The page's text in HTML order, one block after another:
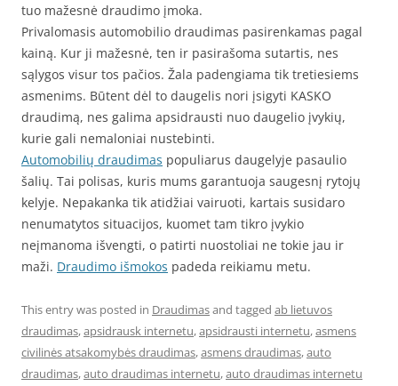
tuo mažesnė draudimo įmoka.
Privalomasis automobilio draudimas pasirenkamas pagal
kainą. Kur ji mažesnė, ten ir pasirašoma sutartis, nes
sąlygos visur tos pačios. Žala padengiama tik tretiesiems
asmenims. Būtent dėl to daugelis nori įsigyti KASKO
draudimą, nes galima apsidrausti nuo daugelio įvykių,
kurie gali nemaloniai nustebinti.
Automobilių draudimas populiarus daugelyje pasaulio
šalių. Tai polisas, kuris mums garantuoja saugesnį rytojų
kelyje. Nepakanka tik atidžiai vairuoti, kartais susidaro
nenumatytos situacijos, kuomet tam tikro įvykio
neįmanoma išvengti, o patirti nuostoliai ne tokie jau ir
maži. Draudimo išmokos padeda reikiamu metu.
This entry was posted in Draudimasand tagged ab lietuvos
draudimas,apsidrausk internetu,apsidrausti internetu,asmens
civilinės atsakomybės draudimas,asmens draudimas,auto
draudimas,auto draudimas internetu,auto draudimas internetu